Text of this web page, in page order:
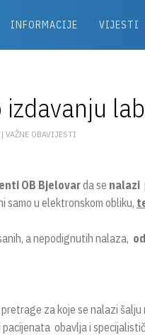
INFORMACIJE VIJESTI
izdavanju
VAŽNE OBAVIJESTI
OB Bjelovarda se nalazi
samo u elektronskom obliku,
a nepodignutih nalaza,
za koje se nalazi
pacijenata obavlja i